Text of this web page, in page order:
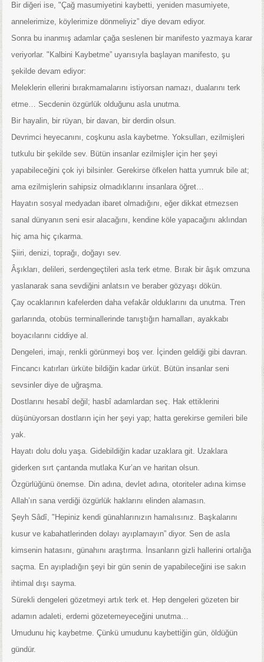
Bir diğeri ise, "Çağ masumiyetini kaybetti, yeniden masumiyete,
annelerimize, köylerimize dönmeliyiz” diye devam ediyor.
Sonra bu inanmış adamlar çağa seslenen bir manifesto yazmaya karar
veriyorlar. "Kalbini Kaybetme” uyarısıyla başlayan manifesto, şu
şekilde devam ediyor:
Meleklerin ellerini bırakmamalarını istiyorsan namazı, dualarını terk
etme… Secdenin özgürlük olduğunu asla unutma.
Bir hayalin, bir rüyan, bir davan, bir derdin olsun.
Devrimci heyecanını, coşkunu asla kaybetme. Yoksulları, ezilmişleri
tutkulu bir şekilde sev. Bütün insanlar ezilmişler için her şeyi
yapabileceğini çok iyi bilsinler. Gerekirse öfkelen hatta yumruk bile at;
ama ezilmişlerin sahipsiz olmadıklarını insanlara öğret…
Hayatın sosyal medyadan ibaret olmadığını, eğer dikkat etmezsen
sanal dünyanın seni esir alacağını, kendine köle yapacağını aklından
hiç ama hiç çıkarma.
Şiiri, denizi, toprağı, doğayı sev.
Âşıkları, delileri, serdengeçtileri asla terk etme. Bırak bir âşık omzuna
yaslanarak sana sevdiğini anlatsın ve beraber gözyaşı dökün.
Çay ocaklarının kafelerden daha vefakâr olduklarını da unutma. Tren
garlarında, otobüs terminallerinde tanıştığın hamalları, ayakkabı
boyacılarını ciddiye al.
Dengeleri, imajı, renkli görünmeyi boş ver. İçinden geldiği gibi davran.
Fincancı katırları ürküte bildiğin kadar ürküt. Bütün insanlar seni
sevsinler diye de uğraşma.
Dostlarını hesabî değil; hasbî adamlardan seç. Hak ettiklerini
düşünüyorsan dostların için her şeyi yap; hatta gerekirse gemileri bile
yak.
Hayatı dolu dolu yaşa. Gidebildiğin kadar uzaklara git. Uzaklara
giderken sırt çantanda mutlaka Kur’an ve haritan olsun.
Özgürlüğünü önemse. Din adına, devlet adına, otoriteler adına kimse
Allah’ın sana verdiği özgürlük haklarını elinden alamasın.
Şeyh Sâdî, "Hepiniz kendi günahlarınızın hamalısınız. Başkalarını
kusur ve kabahatlerinden dolayı ayıplamayın” diyor. Sen de asla
kimsenin hatasını, günahını araştırma. İnsanların gizli hallerini ortalığa
saçma. En ayıpladığın şeyi bir gün senin de yapabileceğini ise sakın
ihtimal dışı sayma.
Sürekli dengeleri gözetmeyi artık terk et. Hep dengeleri gözeten bir
adamın adaleti, erdemi gözetemeyeceğini unutma…
Umudunu hiç kaybetme. Çünkü umudunu kaybettiğin gün, öldüğün
gündür.